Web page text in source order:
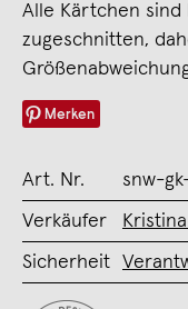
Alle Kärtchen sind
zugeschnitten,
Merken
Art. Nr. snw-
Verkäufer
Sicherheit